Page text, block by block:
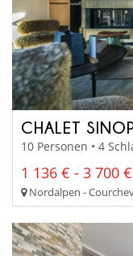
CHALET
10 Personen • 4
1 136 € - 3 700 €
Nordalpen -